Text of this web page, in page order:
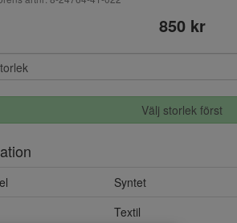
850 kr
Välj storlek först
Syntet
Textil